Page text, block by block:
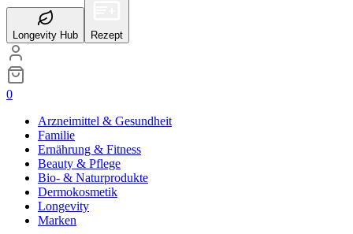
Longevity Hub Rezept
0
Arzneimittel & Gesundheit
Familie
Ernährung & Fitness
Beauty & Pflege
Bio- & Naturprodukte
Dermokosmetik
Longevity
Marken